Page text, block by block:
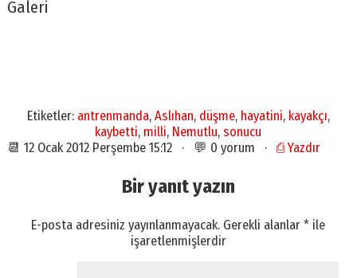
Galeri
Etiketler: antrenmanda, Aslıhan, düşme, hayatini, kayakçı,
kaybetti, milli, Nemutlu,sonucu
📆 12 Ocak 2012 Perşembe 15:12 · 💬 0 yorum · ⎙ Yazdır
Bir yanıt yazın
E-posta adresiniz yayınlanmayacak. Gerekli alanlar* ile
işaretlenmişlerdir